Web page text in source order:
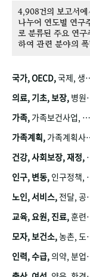
4,908건의 보고서
나누어 연도별 연구
로 분류된 주요 연
하여 관련 분야의
국가, OECD,국제, 생산, 아시아, 태평양, 태평양지역, 참가
의료, 기초, 보장, 병원, 가정, 연금, 연계, 공적, 일본, 생활, 국민기초생활보장제도, 국민연금, 기금, 저소득층, 근로, 자활, 급여, 환자, 의료비, 모니터링, 한국복지패널, 소득, 지표, 빈곤, 노후, 장애인
가족, 가족보건사업, 산업, 친화, 전국, 출산력
가족계획, 가족계획사업, 가족계획사업평가, 한국가족계획사업, 피임, 보급, 부인, 자궁, 피임약
건강, 사회보장, 재정,
인구, 변동, 인구정책, 저출산, 고령사회, 고령화, 이동, 남북한, 지방자치단체, 컨설팅, 복지정책평가, 집, 사회개발
노인, 서비스, 전달, 공공, 보육, 수요, 공급, 사회서비스, 데이터, 보호, 요양, 아동, 예방, 청소년, 효율, 자원
교육, 요원, 진료,훈련, 보건요원, 마을, 마을건강사업, 보조원, 진료원, 보건진료원, 보건진료원교재
모자, 보건소,농촌, 도시, 금연, 농촌지역, 모자보건사업
인력, 수급,의약, 분업, 식품, 의약품, 의사, 안전